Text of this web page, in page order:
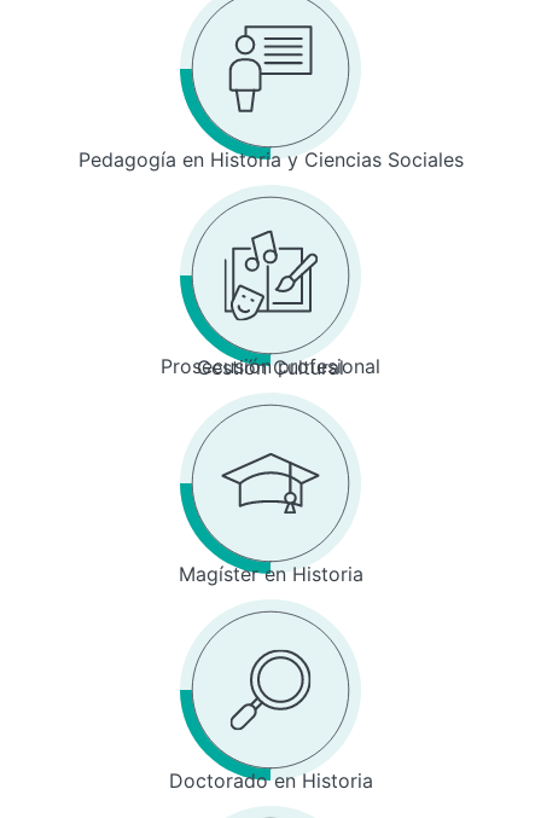
Pedagogía en Historia y Ciencias Sociales
Prosecusión profesional
Gestión Cultural
Magíster en Historia
Doctorado en Historia